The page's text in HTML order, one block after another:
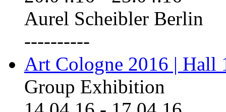
Aurel Scheibler Berlin
----------
Art Cologne 2016 | Hall
Group Exhibition